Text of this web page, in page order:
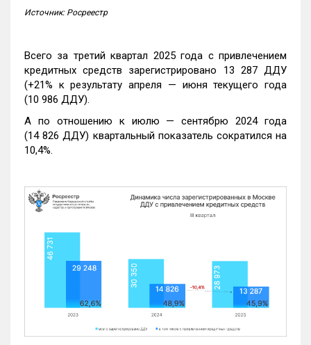
Источник: Росреестр
Всего за третий квартал 2025 года с привлечением
кредитных средств зарегистрировано 13 287 ДДУ
(+21% к результату апреля — июня текущего года
(10 986 ДДУ).
А по отношению к июлю — сентябрю 2024 года
(14 826 ДДУ) квартальный показатель сократился на
10,4%.